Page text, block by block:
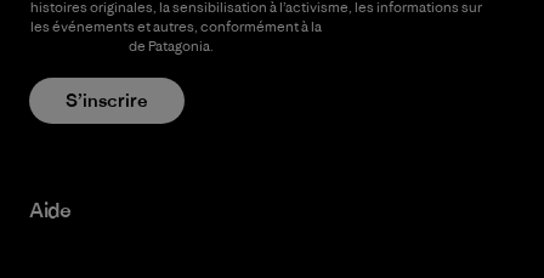
histoires originales, la sensibilisation à l’activisme, les informations sur
les événements et autres, conformément à la
de Patagonia.
S’inscrire
Aide